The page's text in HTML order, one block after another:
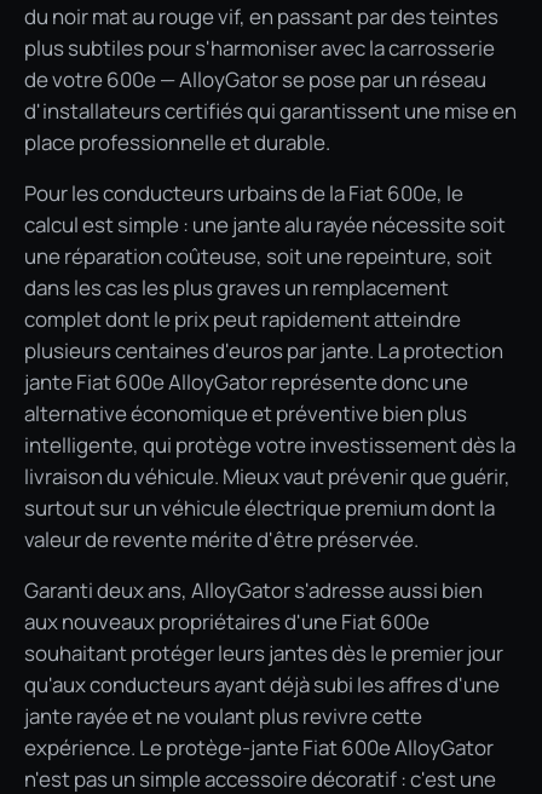
du noir mat au rouge vif, en passant par des teintes
plus subtiles pour s'harmoniser avec la carrosserie
de votre 600e — AlloyGator se pose par un réseau
d'installateurs certifiés qui garantissent une mise en
place professionnelle et durable.
Pour les conducteurs urbains de la Fiat 600e, le
calcul est simple : une jante alu rayée nécessite soit
une réparation coûteuse, soit une repeinture, soit
dans les cas les plus graves un remplacement
complet dont le prix peut rapidement atteindre
plusieurs centaines d'euros par jante. La protection
jante Fiat 600e AlloyGator représente donc une
alternative économique et préventive bien plus
intelligente, qui protège votre investissement dès la
livraison du véhicule. Mieux vaut prévenir que guérir,
surtout sur un véhicule électrique premium dont la
valeur de revente mérite d'être préservée.
Garanti deux ans, AlloyGator s'adresse aussi bien
aux nouveaux propriétaires d'une Fiat 600e
souhaitant protéger leurs jantes dès le premier jour
qu'aux conducteurs ayant déjà subi les affres d'une
jante rayée et ne voulant plus revivre cette
expérience. Le protège-jante Fiat 600e AlloyGator
n'est pas un simple accessoire décoratif : c'est une